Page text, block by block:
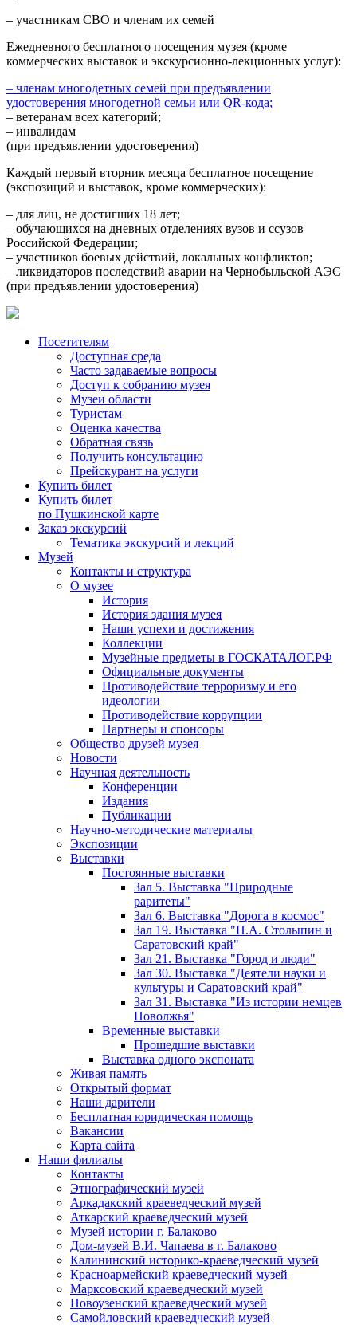
– участникам СВО и членам их семей
Ежедневного бесплатного посещения музея (кроме
коммерческих выставок и экскурсионно-лекционных услуг):
– членам многодетных семей при предъявлении
удостоверения многодетной семьи или QR-кода;
– ветеранам всех категорий;
– инвалидам
(при предъявлении удостоверения)
Каждый первый вторник месяца бесплатное посещение
(экспозиций и выставок, кроме коммерческих):
– для лиц, не достигших 18 лет;
– обучающихся на дневных отделениях вузов и ссузов
Российской Федерации;
– участников боевых действий, локальных конфликтов;
– ликвидаторов последствий аварии на Чернобыльской АЭС
(при предъявлении удостоверения)
Посетителям
Доступная среда
Часто задаваемые вопросы
Доступ к собранию музея
Музеи области
Туристам
Оценка качества
Обратная связь
Получить консультацию
Прейскурант на услуги
Купить билет
Купить билет
по Пушкинской карте
Заказ экскурсий
Тематика экскурсий и лекций
Музей
Контакты и структура
О музее
История
История здания музея
Наши успехи и достижения
Коллекции
Музейные предметы в ГОСКАТАЛОГ.РФ
Официальные документы
Противодействие терроризму и его
идеологии
Противодействие коррупции
Партнеры и спонсоры
Общество друзей музея
Новости
Научная деятельность
Конференции
Издания
Публикации
Научно-методические материалы
Экспозиции
Выставки
Постоянные выставки
Зал 5. Выставка "Природные
раритеты"
Зал 6. Выставка "Дорога в космос"
Зал 19. Выставка "П.А. Столыпин и
Саратовский край"
Зал 21. Выставка "Город и люди"
Зал 30. Выставка "Деятели науки и
культуры и Саратовский край"
Зал 31. Выставка "Из истории немцев
Поволжья"
Временные выставки
Прошедшие выставки
Выставка одного экспоната
Живая память
Открытый формат
Наши дарители
Бесплатная юридическая помощь
Вакансии
Карта сайта
Наши филиалы
Контакты
Этнографический музей
Аркадакский краеведческий музей
Аткарский краеведческий музей
Музей истории г. Балаково
Дом-музей В.И. Чапаева в г. Балаково
Калининский историко-краеведческий музей
Красноармейский краеведческий музей
Марксовский краеведческий музей
Новоузенский краеведческий музей
Самойловский краеведческий музей